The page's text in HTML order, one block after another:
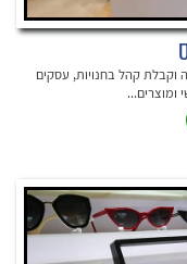
וקבלת קהל בחנויות, עסקים
ומוצרים...